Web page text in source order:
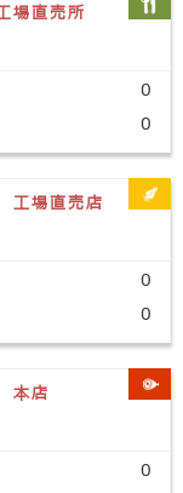
場直売所
0
0
工場直売店
0
0
本店
0